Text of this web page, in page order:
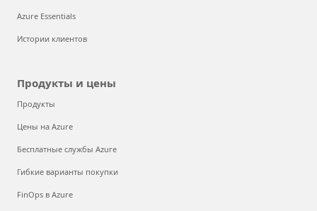
Azure Essentials
Истории клиентов
Продукты и цены
Продукты
Цены на Azure
Бесплатные службы Azure
Гибкие варианты покупки
FinOps в Azure